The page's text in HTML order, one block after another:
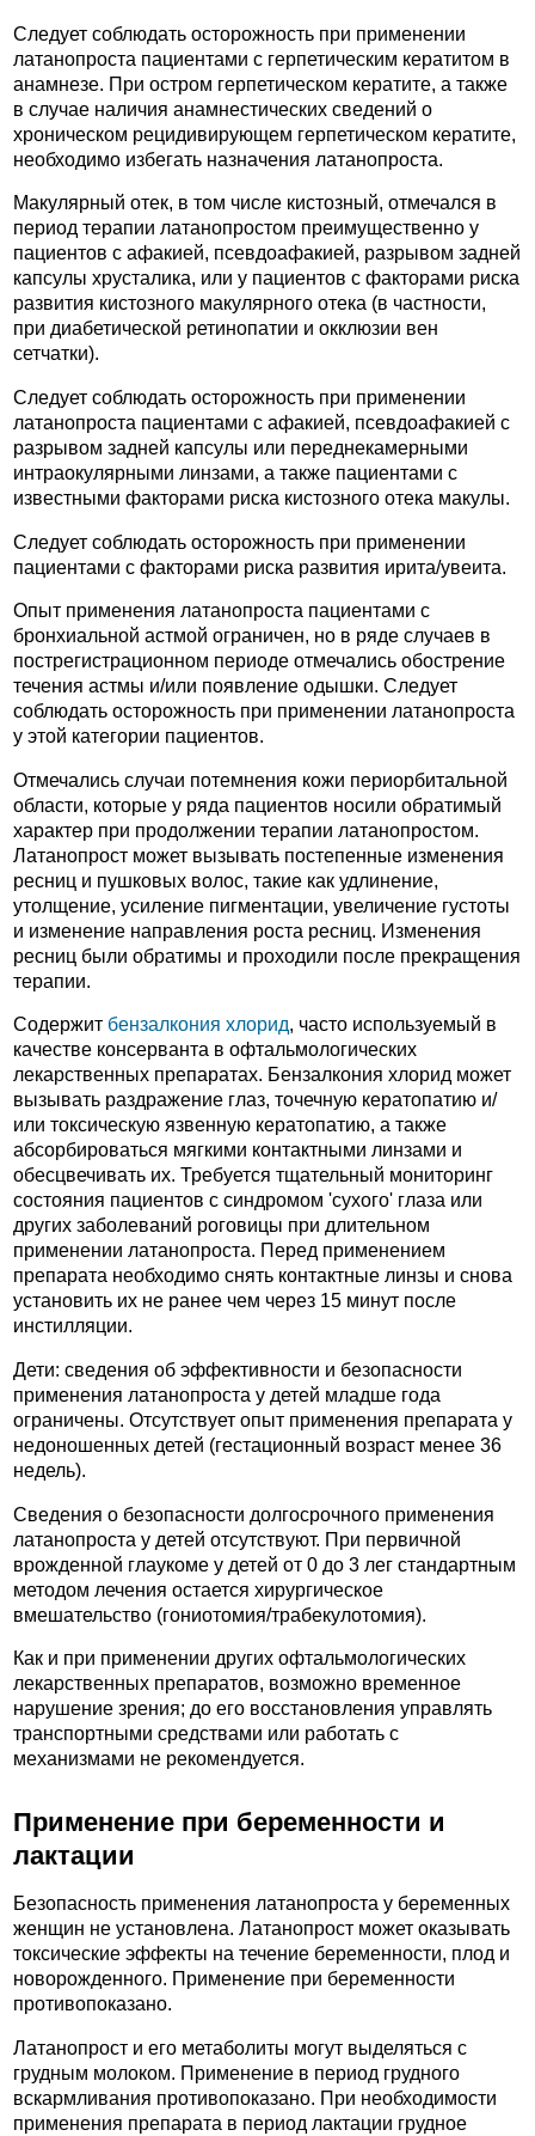
Следует соблюдать осторожность при применении
латанопроста пациентами с герпетическим кератитом в
анамнезе. При остром герпетическом кератите, а также
в случае наличия анамнестических сведений о
хроническом рецидивирующем герпетическом кератите,
необходимо избегать назначения латанопроста.
Макулярный отек, в том числе кистозный, отмечался в
период терапии латанопростом преимущественно у
пациентов с афакией, псевдоафакией, разрывом задней
капсулы хрусталика, или у пациентов с факторами риска
развития кистозного макулярного отека (в частности,
при диабетической ретинопатии и окклюзии вен
сетчатки).
Следует соблюдать осторожность при применении
латанопроста пациентами с афакией, псевдоафакией с
разрывом задней капсулы или переднекамерными
интраокулярными линзами, а также пациентами с
известными факторами риска кистозного отека макулы.
Следует соблюдать осторожность при применении
пациентами с факторами риска развития ирита/увеита.
Опыт применения латанопроста пациентами с
бронхиальной астмой ограничен, но в ряде случаев в
пострегистрационном периоде отмечались обострение
течения астмы и/или появление одышки. Следует
соблюдать осторожность при применении латанопроста
у этой категории пациентов.
Отмечались случаи потемнения кожи периорбитальной
области, которые у ряда пациентов носили обратимый
характер при продолжении терапии латанопростом.
Латанопрост может вызывать постепенные изменения
ресниц и пушковых волос, такие как удлинение,
утолщение, усиление пигментации, увеличение густоты
и изменение направления роста ресниц. Изменения
ресниц были обратимы и проходили после прекращения
терапии.
Содержит бензалкония хлорид, часто используемый в
качестве консерванта в офтальмологических
лекарственных препаратах. Бензалкония хлорид может
вызывать раздражение глаз, точечную кератопатию и/
или токсическую язвенную кератопатию, а также
абсорбироваться мягкими контактными линзами и
обесцвечивать их. Требуется тщательный мониторинг
состояния пациентов с синдромом 'сухого' глаза или
других заболеваний роговицы при длительном
применении латанопроста. Перед применением
препарата необходимо снять контактные линзы и снова
установить их не ранее чем через 15 минут после
инстилляции.
Дети: сведения об эффективности и безопасности
применения латанопроста у детей младше года
ограничены. Отсутствует опыт применения препарата у
недоношенных детей (гестационный возраст менее 36
недель).
Сведения о безопасности долгосрочного применения
латанопроста у детей отсутствуют. При первичной
врожденной глаукоме у детей от 0 до 3 лег стандартным
методом лечения остается хирургическое
вмешательство (гониотомия/трабекулотомия).
Как и при применении других офтальмологических
лекарственных препаратов, возможно временное
нарушение зрения; до его восстановления управлять
транспортными средствами или работать с
механизмами не рекомендуется.
Применение при беременности и
лактации
Безопасность применения латанопроста у беременных
женщин не установлена. Латанопрост может оказывать
токсические эффекты на течение беременности, плод и
новорожденного. Применение при беременности
противопоказано.
Латанопрост и его метаболиты могут выделяться с
грудным молоком. Применение в период грудного
вскармливания противопоказано. При необходимости
применения препарата в период лактации грудное